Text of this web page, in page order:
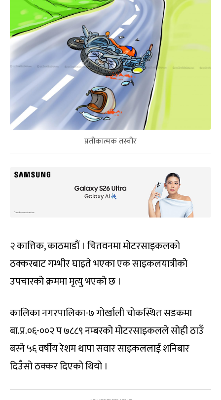
प्रतीकात्मक तस्वीर
२ कात्तिक, काठमाडौं । चितवनमा मोटरसाइकलको
ठक्करबाट गम्भीर घाइते भएका एक साइकलयात्रीको
उपचारको क्रममा मृत्यु भएको छ ।
कालिका नगरपालिका-७ गोर्खाली चोकस्थित सडकमा
बा.प्र.०६-००२ प ७८८९ नम्बरको मोटरसाइकलले सोही ठाउँ
बस्ने ५६ वर्षीय रेशम थापा सवार साइकललाई शनिबार
दिउँसो ठक्कर दिएको थियो ।